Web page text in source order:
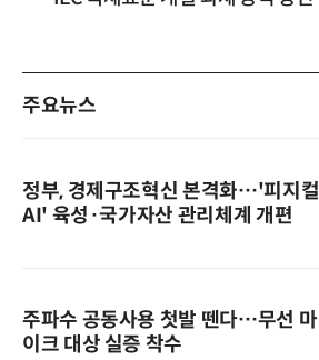
주요뉴스
정부, 경제구조혁신 본격화…'피지컬
AI' 육성·국가자산 관리체계 개편
주파수 공동사용 첫발 뗀다…무선 마
이크 대상 실증 착수